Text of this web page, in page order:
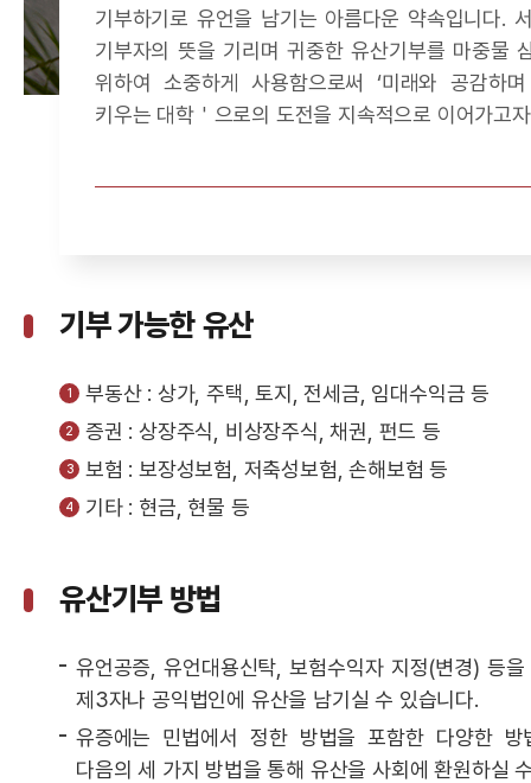
기부하기로 유언을 남기는 아름다운 약속입니다.
기부자의 뜻을 기리며 귀중한 유산기부를 마중물
위하여 소중하게 사용함으로써 ‘미래와 공감하
키우는 대학＇으로의 도전을 지속적으로 이어가고
기부 가능한 유산
부동산 : 상가, 주택, 토지, 전세금, 임대수익금 등
증권 : 상장주식, 비상장주식, 채권, 펀드 등
보험 : 보장성보험, 저축성보험, 손해보험 등
기타 : 현금, 현물 등
유산기부 방법
유언공증, 유언대용신탁, 보험수익자 지정(변경) 등
제3자나 공익법인에 유산을 남기실 수 있습니다.
유증에는 민법에서 정한 방법을 포함한 다양한 방
다음의 세 가지 방법을 통해 유산을 사회에 환원하실